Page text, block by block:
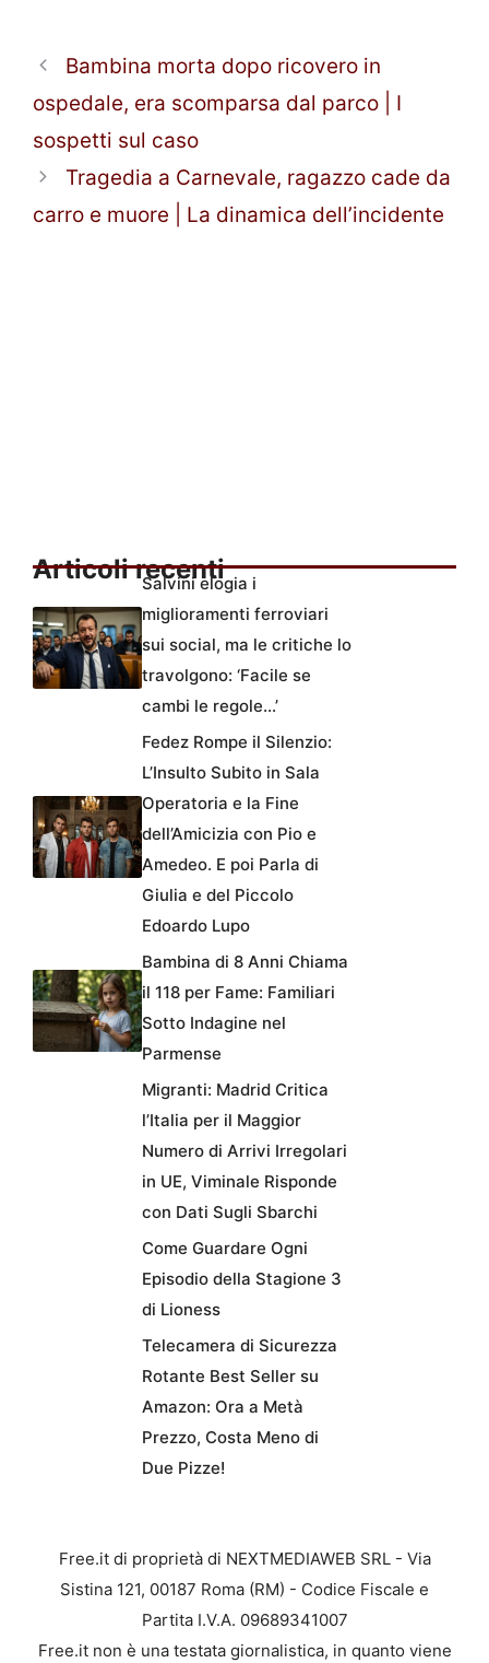
Bambina morta dopo ricovero in
ospedale, era scomparsa dal parco | I
sospetti sul caso
Tragedia a Carnevale, ragazzo cade da
carro e muore | La dinamica dell’incidente
Articoli recenti
Salvini elogia i
miglioramenti ferroviari
sui social, ma le critiche lo
travolgono: ‘Facile se
cambi le regole…’
Fedez Rompe il Silenzio:
L’Insulto Subito in Sala
Operatoria e la Fine
dell’Amicizia con Pio e
Amedeo. E poi Parla di
Giulia e del Piccolo
Edoardo Lupo
Bambina di 8 Anni Chiama
il 118 per Fame: Familiari
Sotto Indagine nel
Parmense
Migranti: Madrid Critica
l’Italia per il Maggior
Numero di Arrivi Irregolari
in UE, Viminale Risponde
con Dati Sugli Sbarchi
Come Guardare Ogni
Episodio della Stagione 3
di Lioness
Telecamera di Sicurezza
Rotante Best Seller su
Amazon: Ora a Metà
Prezzo, Costa Meno di
Due Pizze!
Free.it di proprietà di NEXTMEDIAWEB SRL - Via
Sistina 121, 00187 Roma (RM) - Codice Fiscale e
Partita I.V.A. 09689341007
Free.it non è una testata giornalistica, in quanto viene